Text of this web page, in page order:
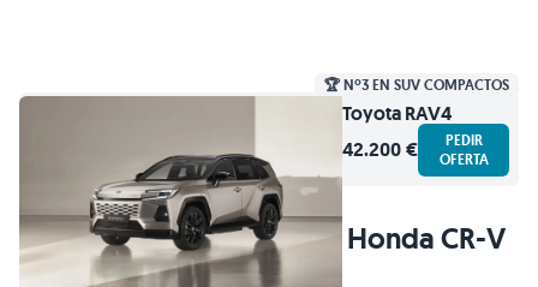
🏆 Nº3 EN SUV COMPACTOS
ToyotaRAV4
42.200 €
PEDIR
OFERTA
Cambios mínimos para el Honda CR-V
2026